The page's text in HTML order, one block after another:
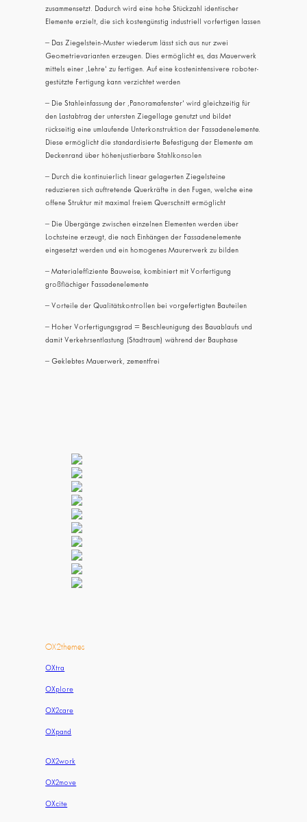
zusammensetzt. Dadurch wird eine hohe Stückzahl identischer
Elemente erzielt, die sich kostengünstig industriell vorfertigen lassen
– Das Ziegelstein-Muster wiederum lässt sich aus nur zwei
Geometrievarianten erzeugen. Dies ermöglicht es, das Mauerwerk
mittels einer ‚Lehre‘ zu fertigen. Auf eine kostenintensivere roboter-
gestützte Fertigung kann verzichtet werden
– Die Stahleinfassung der ‚Panoramafenster‘ wird gleichzeitig für
den Lastabtrag der untersten Ziegellage genutzt und bildet
rückseitig eine umlaufende Unterkonstruktion der Fassadenelemente.
Diese ermöglicht die standardisierte Befestigung der Elemente am
Deckenrand über höhenjustierbare Stahlkonsolen
– Durch die kontinuierlich linear gelagerten Ziegelsteine
reduzieren sich auftretende Querkräfte in den Fugen, welche eine
offene Struktur mit maximal freiem Querschnitt ermöglicht
– Die Übergänge zwischen einzelnen Elementen werden über
Lochsteine erzeugt, die nach Einhängen der Fassadenelemente
eingesetzt werden und ein homogenes Maurerwerk zu bilden
– Materialeffiziente Bauweise, kombiniert mit Vorfertigung
großflächiger Fassadenelemente
– Vorteile der Qualitätskontrollen bei vorgefertigten Bauteilen
– Hoher Vorfertigungsgrad = Beschleunigung des Bauablaufs und
damit Verkehrsentlastung (Stadtraum) während der Bauphase
– Geklebtes Mauerwerk, zementfrei
OX2themes
OXtra
OXplore
OX2care
OXpand
OX2work
OX2move
OXcite